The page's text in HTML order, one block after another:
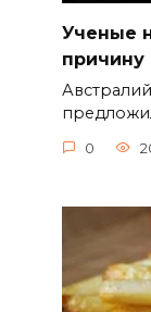
Ученые
причину
0